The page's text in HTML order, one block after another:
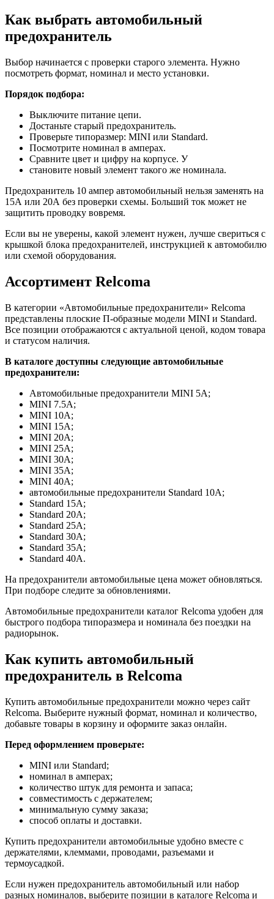
Как выбрать автомобильный
предохранитель
Выбор начинается с проверки старого элемента. Нужно
посмотреть формат, номинал и место установки.
Порядок подбора:
Выключите питание цепи.
Достаньте старый предохранитель.
Проверьте типоразмер: MINI или Standard.
Посмотрите номинал в амперах.
Сравните цвет и цифру на корпусе. У
становите новый элемент такого же номинала.
Предохранитель 10 ампер автомобильный нельзя заменять на
15А или 20А без проверки схемы. Больший ток может не
защитить проводку вовремя.
Если вы не уверены, какой элемент нужен, лучше свериться с
крышкой блока предохранителей, инструкцией к автомобилю
или схемой оборудования.
Ассортимент Relcoma
В категории «Автомобильные предохранители» Relcoma
представлены плоские П-образные модели MINI и Standard.
Все позиции отображаются с актуальной ценой, кодом товара
и статусом наличия.
В каталоге доступны следующие автомобильные
предохранители:
Автомобильные предохранители MINI 5А;
MINI 7.5А;
MINI 10А;
MINI 15А;
MINI 20А;
MINI 25А;
MINI 30А;
MINI 35А;
MINI 40А;
автомобильные предохранители Standard 10А;
Standard 15А;
Standard 20А;
Standard 25А;
Standard 30А;
Standard 35А;
Standard 40А.
На предохранители автомобильные цена может обновляться.
При подборе следите за обновлениями.
Автомобильные предохранители каталог Relcoma удобен для
быстрого подбора типоразмера и номинала без поездки на
радиорынок.
Как купить автомобильный
предохранитель в Relcoma
Купить автомобильные предохранители можно через сайт
Relcoma. Выберите нужный формат, номинал и количество,
добавьте товары в корзину и оформите заказ онлайн.
Перед оформлением проверьте:
MINI или Standard;
номинал в амперах;
количество штук для ремонта и запаса;
совместимость с держателем;
минимальную сумму заказа;
способ оплаты и доставки.
Купить предохранители автомобильные удобно вместе с
держателями, клеммами, проводами, разъемами и
термоусадкой.
Если нужен предохранитель автомобильный или набор
разных номиналов, выберите позиции в каталоге Relcoma и